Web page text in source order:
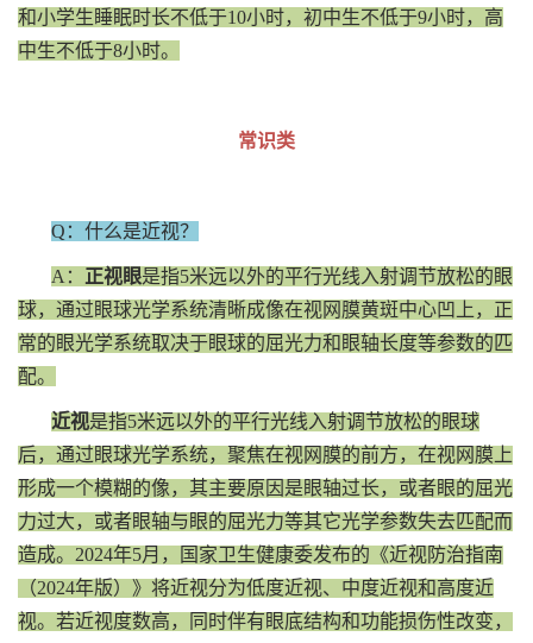
和小学生睡眠时长不低于10小时，初中生不低于9小时，高
中生不低于8小时。
常识类
Q：什么是近视？
A： 正视眼是指5米远以外的平行光线入射调节放松的眼
球，通过眼球光学系统清晰成像在视网膜黄斑中心凹上，正
常的眼光学系统取决于眼球的屈光力和眼轴长度等参数的匹
配。
近视是指5米远以外的平行光线入射调节放松的眼球
后，通过眼球光学系统，聚焦在视网膜的前方，在视网膜上
形成一个模糊的像，其主要原因是眼轴过长，或者眼的屈光
力过大，或者眼轴与眼的屈光力等其它光学参数失去匹配而
造成。2024年5月，国家卫生健康委发布的《近视防治指南
（2024年版）》将近视分为低度近视、中度近视和高度近
视。若近视度数高，同时伴有眼底结构和功能损伤性改变，